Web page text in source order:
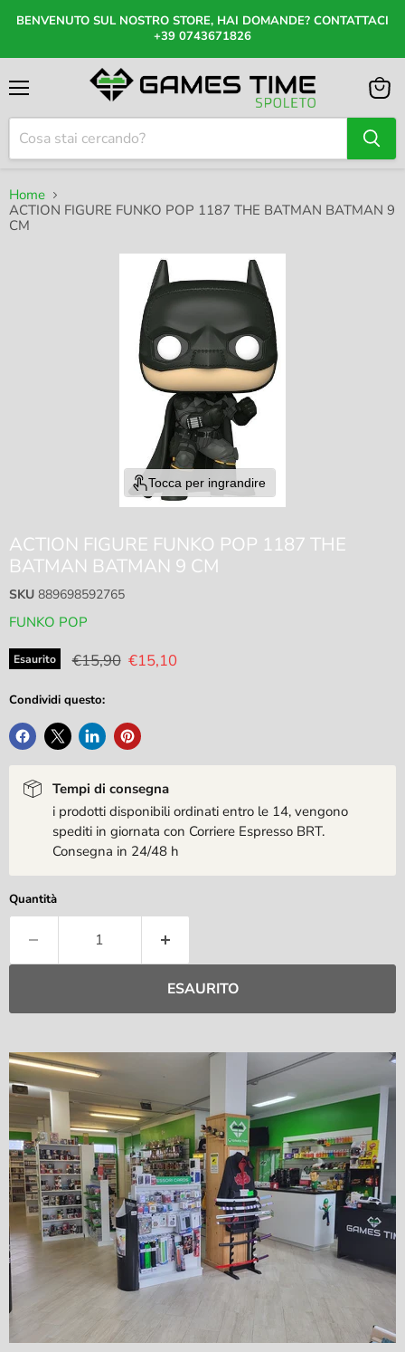
BENVENUTO SUL NOSTRO STORE, HAI DOMANDE? CONTATTACI
+39 0743671826
il
Home
ACTION FIGURE FUNKO POP 1187 THE BATMAN BATMAN 9
CM
Tocca per ingrandire
ACTION FIGURE FUNKO POP 1187 THE
BATMAN BATMAN 9 CM
SKU 889698592765
FUNKO POP
Esaurito Prezzo originale
€15,90 Prezzo attuale
€15,10
Condividi questo:
Tempi di consegna
i prodotti disponibili ordinati entro le 14, vengono
spediti in giornata con Corriere Espresso BRT.
Consegna in 24/48 h
Quantità
ESAURITO